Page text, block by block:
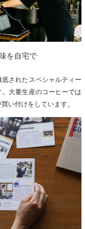
を自宅で
されたスペシャルティー
大量生産のコーヒーでは
い付けをしています。